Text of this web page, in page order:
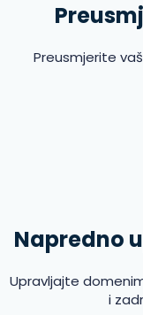
Preusmjerite
Napredno
Upravljajte
i